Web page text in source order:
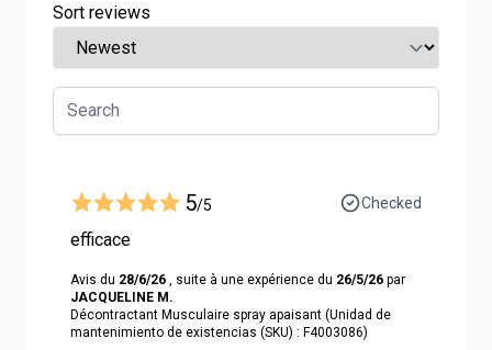
Sort reviews
5/5 Checked
efficace
Avis du 28/6/26 , suite à une expérience du 26/5/26 par
JACQUELINE M.
Décontractant Musculaire spray apaisant (Unidad de
mantenimiento de existencias (SKU) : F4003086)